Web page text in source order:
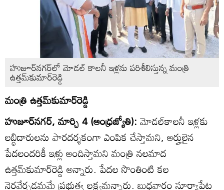
హుజూర్‌నగర్‌లో మోడల్‌ కాలనీ ఇళ్లను పరిశీలిస్తున్న మంత్రి
ఉత్తమ్‌కుమార్‌రెడ్డి
మంత్రి ఉత్తమ్‌కుమార్‌రెడ్డి
హుజూర్‌నగర్‌, మార్చి 4 (ఆంధ్రజ్యోతి):మోడల్‌కాలనీ ఇళ్లకు
లబ్ధిదారులను పారదర్శకంగా ఎంపిక చేస్తామని, అర్హులైన
పేదలందరికీ ఇళ్లు అందిస్తామని మంత్రి నలమాద
ఉత్తమ్‌కుమార్‌రెడ్డి అన్నారు. పేదల సొంతింటి కల
నెరవేర్చడమమే ప్రభుత్వ లక్ష్యమన్నారు. బుధవారం సూర్యాపేట